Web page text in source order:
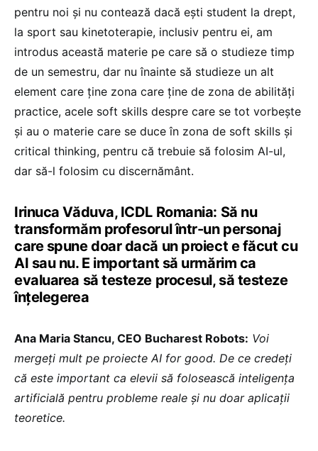
pentru noi și nu contează dacă ești student la drept,
la sport sau kinetoterapie, inclusiv pentru ei, am
introdus această materie pe care să o studieze timp
de un semestru, dar nu înainte să studieze un alt
element care ține zona care ține de zona de abilități
practice, acele soft skills despre care se tot vorbește
și au o materie care se duce în zona de soft skills și
critical thinking, pentru că trebuie să folosim AI-ul,
dar să-l folosim cu discernământ.
Irinuca Văduva, ICDL Romania: Să nu
transformăm profesorul într-un personaj
care spune doar dacă un proiect e făcut cu
AI sau nu. E important să urmărim ca
evaluarea să testeze procesul, să testeze
înțelegerea
Ana Maria Stancu, CEO Bucharest Robots: Voi
mergeți mult pe proiecte AI for good. De ce credeți
că este important ca elevii să folosească inteligența
artificială pentru probleme reale și nu doar aplicații
teoretice.